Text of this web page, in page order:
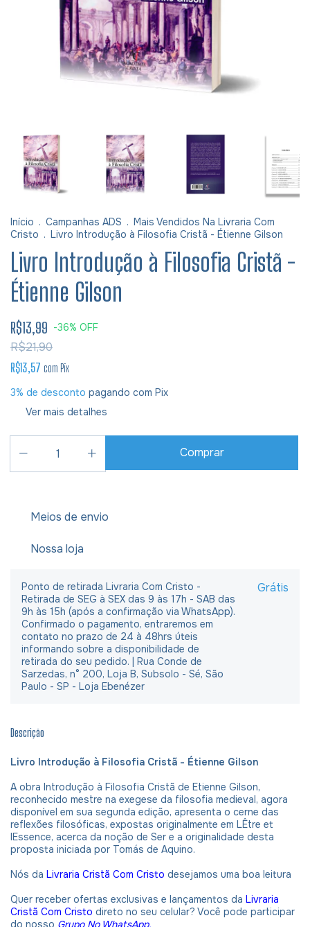
Início . Campanhas ADS . Mais Vendidos Na Livraria Com
Cristo . Livro Introdução à Filosofia Cristã - Étienne Gilson
Livro Introdução à Filosofia Cristã -
Étienne Gilson
R$13,99 -36% OFF
R$21,90
R$13,57 com Pix
3% de desconto pagando com Pix
Ver mais detalhes
Meios de envio
Nossa loja
Ponto de retirada Livraria Com Cristo -
Retirada de SEG à SEX das 9 às 17h - SAB das
9h às 15h (após a confirmação via WhatsApp).
Confirmado o pagamento, entraremos em
contato no prazo de 24 à 48hrs úteis
informando sobre a disponibilidade de
retirada do seu pedido. | Rua Conde de
Sarzedas, n° 200, Loja B, Subsolo - Sé, São
Paulo - SP - Loja Ebenézer
Grátis
Descrição
Livro Introdução à Filosofia Cristã - Étienne Gilson
A obra Introdução à Filosofia Cristã de Etienne Gilson,
reconhecido mestre na exegese da filosofia medieval, agora
disponível em sua segunda edição, apresenta o cerne das
reflexões filosóficas, expostas originalmente em LÊtre et
lEssence, acerca da noção de Ser e a originalidade desta
proposta iniciada por Tomás de Aquino.
Nós da Livraria Cristã Com Cristo desejamos uma boa leitura
Quer receber ofertas exclusivas e lançamentos da Livraria
Cristã Com Cristo direto no seu celular? Você pode participar
do nosso Grupo No WhatsApp.